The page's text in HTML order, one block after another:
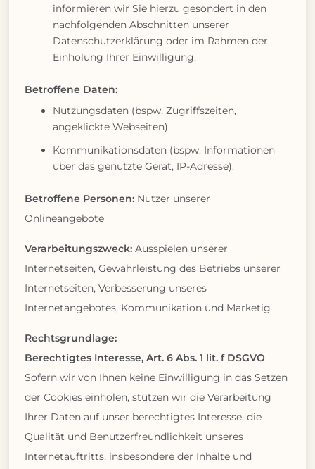
informieren wir Sie hierzu gesondert in den
nachfolgenden Abschnitten unserer
Datenschutzerklärung oder im Rahmen der
Einholung Ihrer Einwilligung.
Betroffene Daten:
Nutzungsdaten (bspw. Zugriffszeiten,
angeklickte Webseiten)
Kommunikationsdaten (bspw. Informationen
über das genutzte Gerät, IP-Adresse).
Betroffene Personen: Nutzer unserer
Onlineangebote
Verarbeitungszweck:Ausspielen unserer
Internetseiten, Gewährleistung des Betriebs unserer
Internetseiten, Verbesserung unseres
Internetangebotes, Kommunikation und Marketig
Rechtsgrundlage:
Berechtigtes Interesse, Art. 6 Abs. 1 lit. f DSGVO
Sofern wir von Ihnen keine Einwilligung in das Setzen
der Cookies einholen, stützen wir die Verarbeitung
Ihrer Daten auf unser berechtigtes Interesse, die
Qualität und Benutzerfreundlichkeit unseres
Internetauftritts, insbesondere der Inhalte und